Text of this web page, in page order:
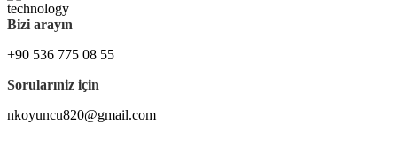
Bizi arayın
+90 536 775 08 55
Sorularıniz için
nkoyuncu820@gmail.com